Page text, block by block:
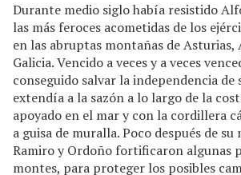
Durante medio siglo había resistido
las más feroces acometidas de los
en las abruptas montañas de Asturias,
Galicia. Vencido a veces y a veces
conseguido salvar la independencia de
extendía a la sazón a lo largo de la
apoyado en el mar y con la cordillera
a guisa de muralla. Poco después de
Ramiro y Ordoño fortificaron algunas
montes, para proteger los posibles